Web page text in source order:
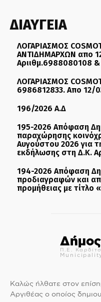
ΔΙΑΥΓΕΙΑ
ΛΟΓΑΡΙΑΣΜΟΣ
ΑΝΤΙΔΗΜΑΡΧΩΝ απο
Αριιθμ.6988080108
ΛΟΓΑΡΙΑΣΜΟΣ
6986812833. Απο 12/
196/2026 Α.Δ
195-2026 Απόφαση
παραχώρησης
Αυγούστου 2026 για
εκδήλωσης στη Δ.Κ.
194-2026 Απόφαση
προδιαγραφών και
προμήθειας με τίτλο
Π.Ε.
Καλώς ήλθατε στον
Αργιθέας ο οποίος